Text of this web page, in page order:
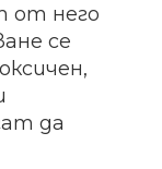
от него
се
да